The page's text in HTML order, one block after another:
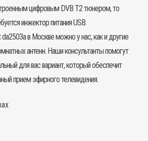
цифровым DVB T2 тюнером, то
инжектор питания USB.
da2503a в Москве можно у нас, как и другие
антенн. Наши консультанты помогут
для вас вариант, который обеспечит
прием эфирного телевидения.